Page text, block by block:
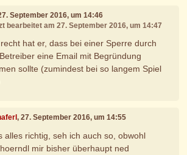
September 2016, um 14:46
bearbeitet am 27. September 2016, um 14:47
hat er, dass bei einer Sperre durch
eine Email mit Begründung
sollte (zumindest bei so langem Spiel
, 27. September 2016, um 14:55
alles richtig, seh ich auch so, obwohl
mir bisher überhaupt ned